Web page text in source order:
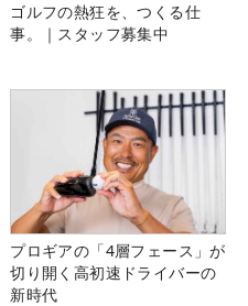
ゴルフの熱狂を、つくる仕
事。｜スタッフ募集中
プロギアの「4層フェース」が
切り開く高初速ドライバーの
新時代